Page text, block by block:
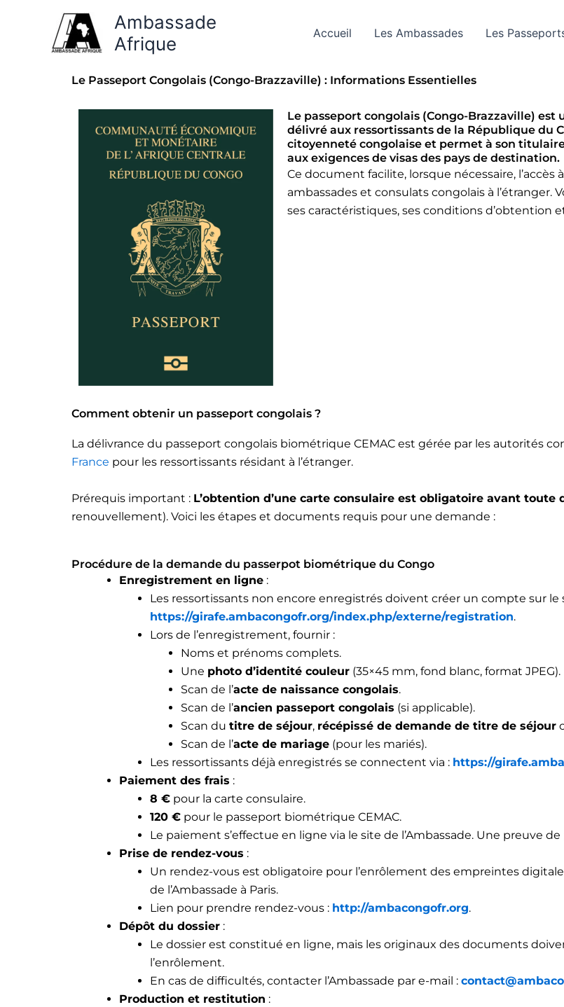
Ambassade
Afrique
Accueil Les Ambassades Les
Le Passeport Congolais (Congo-Brazzaville) : Informations Essentielles
Le passeport congolais (Congo-Brazzaville)
délivré aux ressortissants de la République du
citoyenneté congolaise et permet à son
aux exigences de visas des pays de destination.
Ce document facilite, lorsque nécessaire, l’accès
ambassades et consulats congolais à l’étranger.
ses caractéristiques, ses conditions d’obtention
Comment obtenir un passeport congolais ?
La délivrance du passeport congolais biométrique CEMAC est gérée par les autorités
France pour les ressortissants résidant à l’étranger.
Prérequis important : L’obtention d’une carte consulaire est obligatoire avant toute
renouvellement). Voici les étapes et documents requis pour une demande :
Procédure de la demande du passerpot biométrique du Congo
Enregistrement en ligne :
Les ressortissants non encore enregistrés doivent créer un compte sur le
https://girafe.ambacongofr.org/index.php/externe/registration.
Lors de l’enregistrement, fournir :
Noms et prénoms complets.
Une photo d’identité couleur (35×45 mm, fond blanc, format JPEG).
Scan de l’acte de naissance congolais.
Scan de l’ancien passeport congolais (si applicable).
Scan du titre de séjour, récépissé de demande de titre de séjour
Scan de l’acte de mariage (pour les mariés).
Les ressortissants déjà enregistrés se connectent via : https://
Paiement des frais :
8 € pour la carte consulaire.
120 € pour le passeport biométrique CEMAC.
Le paiement s’effectue en ligne via le site de l’Ambassade. Une preuve
Prise de rendez-vous :
Un rendez-vous est obligatoire pour l’enrôlement des empreintes
de l’Ambassade à Paris.
Lien pour prendre rendez-vous : http://ambacongofr.org.
Dépôt du dossier :
Le dossier est constitué en ligne, mais les originaux des documents
l’enrôlement.
En cas de difficultés, contacter l’Ambassade par e-mail :
Production et restitution :